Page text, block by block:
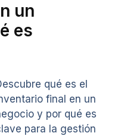
un
es
qué es el
final en un
y por qué es
para la gestión